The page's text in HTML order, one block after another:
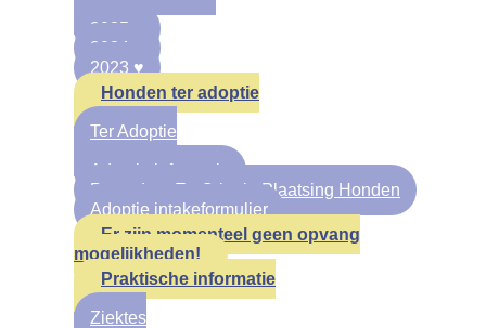
2025 ♥
2024 ♥
2023 ♥
Honden ter adoptie
Ter Adoptie
Adoptie informatie
Procedure En Criteria Plaatsing Honden
Adoptie intakeformulier
Er zijn momenteel geen opvang
mogelijkheden!
Praktische informatie
Ziektes